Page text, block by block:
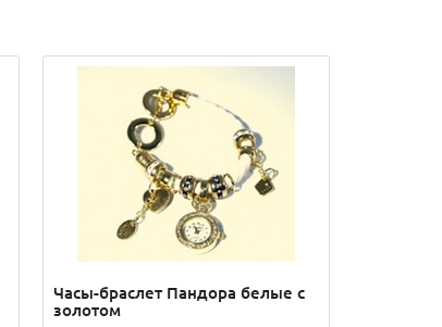
Часы-браслет Пандора белые с
золотом